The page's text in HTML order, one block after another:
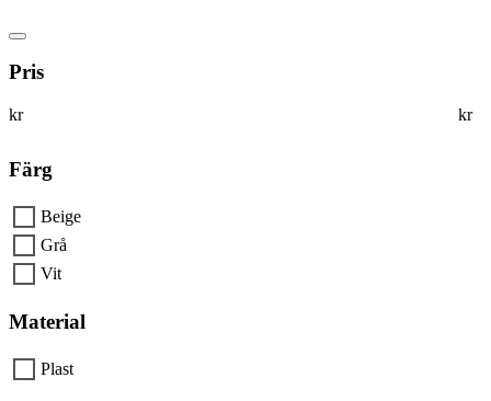
Pris
kr kr
Färg
Beige
Grå
Vit
Material
Plast